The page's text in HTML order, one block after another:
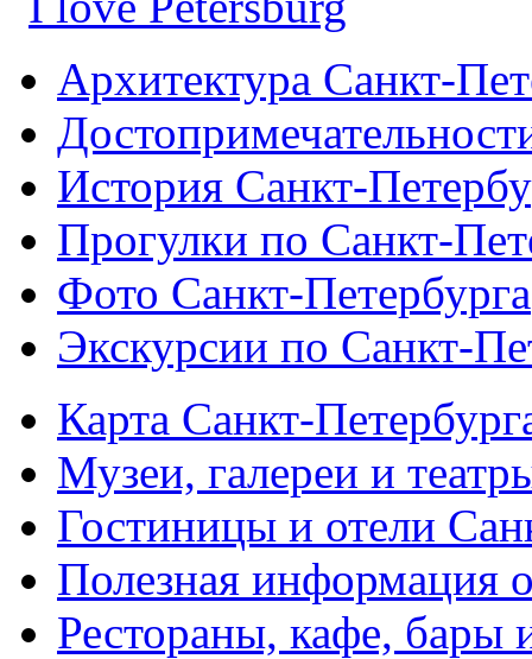
Архитектура Санкт-
История Санкт-
Прогулки по Санкт-
Фото Санкт-Петербурга
Экскурсии по Санкт-
Карта Санкт-
Музеи, галереи и
Гостиницы и отели
Полезная информация
Рестораны, кафе, бары